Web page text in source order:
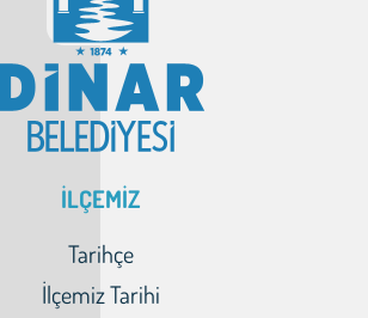
İLÇEMİZ
Tarihçe
İlçemiz Tarihi